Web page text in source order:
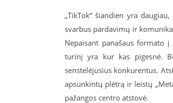
„TikTok“ šiandien yra
svarbus pardavimų ir
Nepaisant panašaus formato į
turinį yra kur kas pigesnė.
senstelėjusius konkurentus.
apsunkintų plėtrą ir leistų
pažangos centro atstovė.